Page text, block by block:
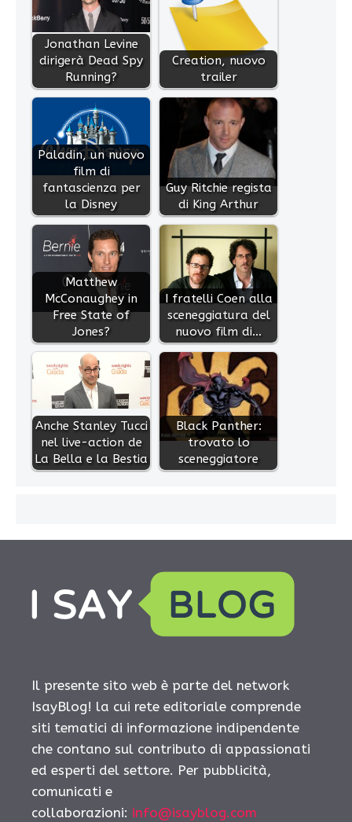
Jonathan Levine
dirigerà Dead Spy
Running?
Creation, nuovo
trailer
Paladin, un nuovo
film di
fantascienza per
la Disney
Guy Ritchie regista
di King Arthur
Matthew
McConaughey in
Free State of
Jones?
I fratelli Coen alla
sceneggiatura del
nuovo film di…
Anche Stanley Tucci
nel live-action de
La Bella e la Bestia
Black Panther:
trovato lo
sceneggiatore
Il presente sito web è parte del network
IsayBlog! la cui rete editoriale comprende
siti tematici di informazione indipendente
che contano sul contributo di appassionati
ed esperti del settore. Per pubblicità,
comunicati e
collaborazioni: info@isayblog.com